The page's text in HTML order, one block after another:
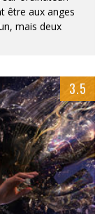
être aux anges
mais deux
3.5